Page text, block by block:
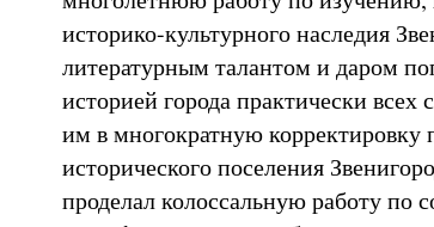
историко-культурного наследия
литературным талантом и даром
историей города практически
им в многократную корректировку
исторического поселения
проделал колоссальную работу по